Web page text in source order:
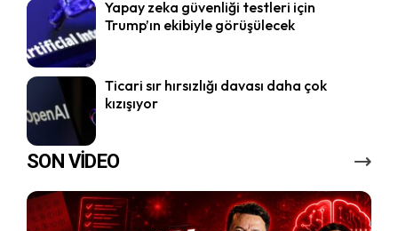
Yapay zeka güvenliği testleri için
Trump’ın ekibiyle görüşülecek
Ticari sır hırsızlığı davası daha çok
kızışıyor
SON VİDEO